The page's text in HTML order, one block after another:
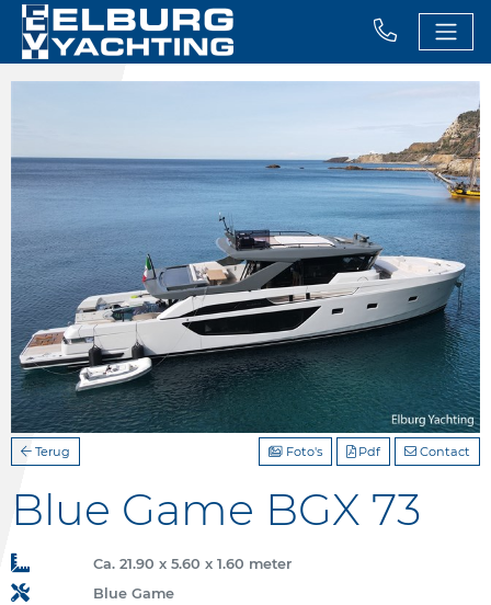
Terug Contact
Pdf
Foto's
Blue Game BGX 73
Ca. 21.90 x 5.60 x 1.60 meter
Blue Game